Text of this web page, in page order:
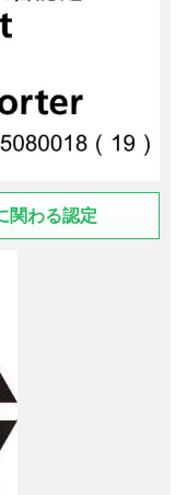
関わる認定